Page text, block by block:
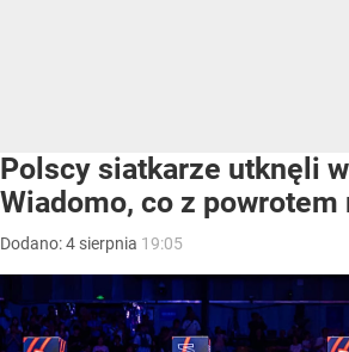
Polscy siatkarze utknęli
Wiadomo, co z
Dodano:4 sierpnia 19:05